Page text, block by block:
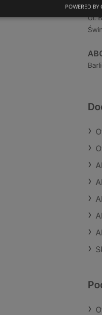
Lidl
Ul.
POWERED BY